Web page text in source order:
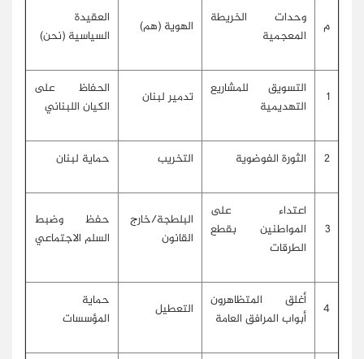
م
وحدات الخريطة
المعجمية
الهوية (هم)
العقيدة
السياسية (نحن)
1
التسويق للمشاريع
التهديمية
تدمير لبنان
الحفاظ على
الكيان اللبناني
2 الثورة الفوضوية التخريب حماية لبنان
3
اعتداء على
المواطنين بقطع
الطرقات
البلطجة/خارج
القانون
حفظ وضبط
السلم الاجتماعي
4
أغلق المتظاهرون
أبواب المرافق العامة
التعطيل
حماية
المؤسسات